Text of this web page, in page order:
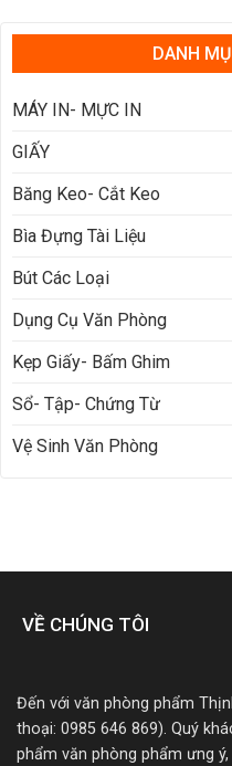
DANH
MÁY IN- MỰC IN
GIẤY
Băng Keo- Cắt Keo
Bìa Đựng Tài Liệu
Bút Các Loại
Dụng Cụ Văn Phòng
Kẹp Giấy- Bấm Ghim
Sổ- Tập- Chứng Từ
Vệ Sinh Văn Phòng
VỀ CHÚNG TÔI
Đến với văn phòng phẩm
thoại: 0985 646 869). Quý
phẩm văn phòng phẩm ưng